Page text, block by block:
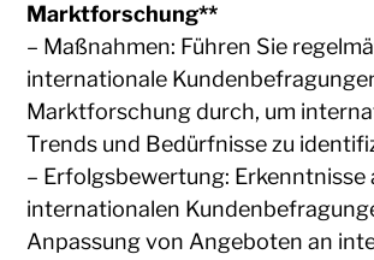
Marktforschung**
– Maßnahmen: Führen Sie
internationale
Marktforschung durch, um
Trends und Bedürfnisse zu
– Erfolgsbewertung: Erkenntnisse
internationalen
Anpassung von Angeboten an